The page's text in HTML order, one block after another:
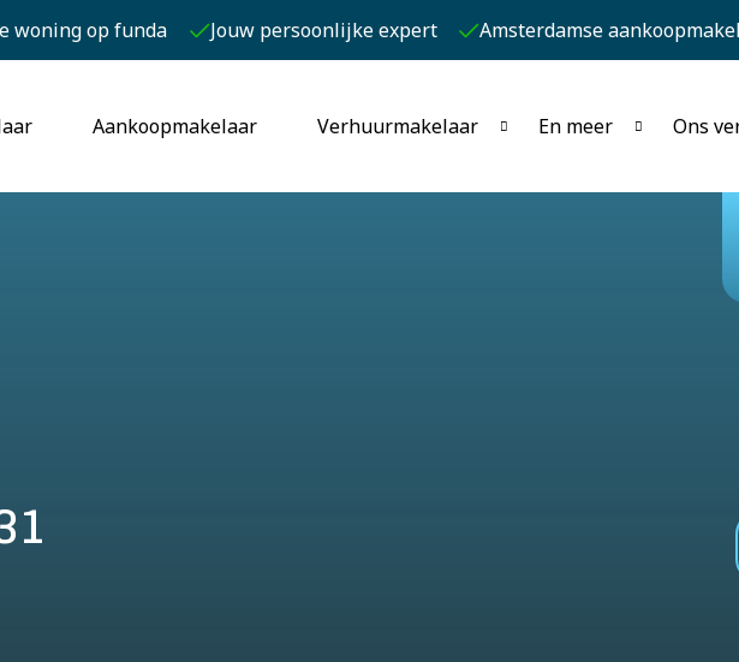
woning op funda Jouw persoonlijke expert Amsterdamse
Aankoopmakelaar Verhuurmakelaar En meer Ons